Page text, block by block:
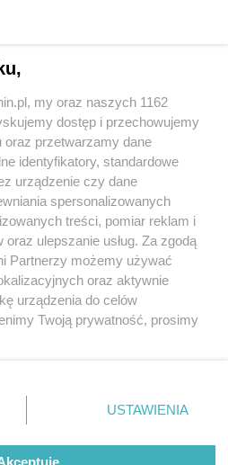
2
regulamin korzystania z portali
Skontakuj sięz nami
Kontakt
Wydawca
Redakcja
my oraz naszych 1162
dostęp i przechowujemy
oraz przetwarzamy dane
identyfikatory, standardowe
urządzenie czy dane
spersonalizowanych
treści, pomiar reklam i
ulepszanie usług. Za zgodą
Partnerzy możemy używać
oraz aktywnie
urządzenia do celów
Twoją prywatność, prosimy
w lewym dolnym rogu strony
danych nie wymagają
prawo sprzeciwić się
będą miały
USTAWIENIA